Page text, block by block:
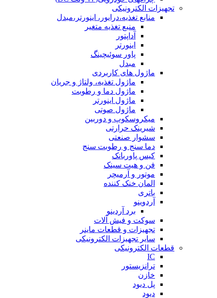
تجهیزات الکترونیکی
منابع تغذیه،درایور، اینورتر،مبدل
منبع تغذیه متغیر
آداپتور
اینورتر
پاور سوئیچینگ
مبدل
ماژول های کاربردی
ماژول تغذیه، ولتاژ و جریان
ماژول دما و رطوبت
ماژول اینورتر
ماژول صوتی
میکروسکوپ و دوربین
شیرینک حرارتی
سشوار صنعتی
دما سنج و رطوبت سنج
کیس پاوربانک
فن و هیت سینک
موتور و آرمیچر
المان خنک کننده
باتری
آردوینو
برد آردینو
سوکت و فیش آلات
تجهیزات و قطعات ماینر
سایر تجهیزات الکترونیکی
قطعات الکترونیکی
IC
ترانزیستور
خازن
پل دیود
دیود